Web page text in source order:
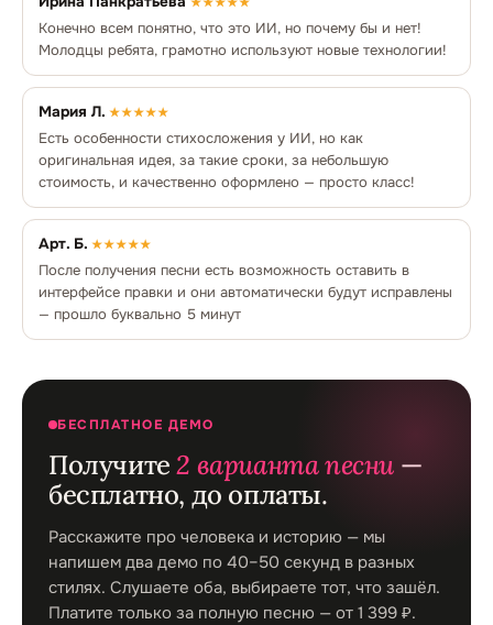
Конечно всем понятно, что это ИИ, но почему бы и нет!
Молодцы ребята, грамотно используют новые технологии!
Мария Л. ★★★★★
Есть особенности стихосложения у ИИ, но как
оригинальная идея, за такие сроки, за небольшую
стоимость, и качественно оформлено — просто класс!
Арт. Б. ★★★★★
После получения песни есть возможность оставить в
интерфейсе правки и они автоматически будут исправлены
— прошло буквально 5 минут
БЕСПЛАТНОЕ ДЕМО
Получите2 варианта песни —
бесплатно, до оплаты.
Расскажите про человека и историю — мы
напишем два демо по 40–50 секунд в разных
стилях. Слушаете оба, выбираете тот, что зашёл.
Платите только за полную песню — от 1 399 ₽.